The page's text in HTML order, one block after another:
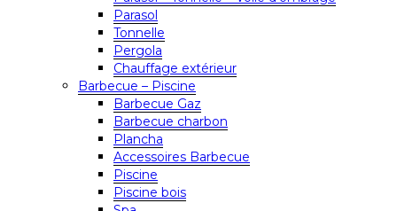
Parasol
Tonnelle
Pergola
Chauffage extérieur
Barbecue – Piscine
Barbecue Gaz
Barbecue charbon
Plancha
Accessoires Barbecue
Piscine
Piscine bois